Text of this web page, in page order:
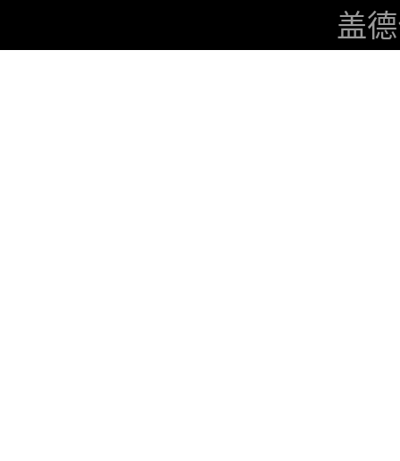
盖